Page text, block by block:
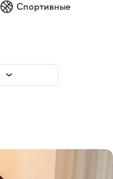
Спортивные